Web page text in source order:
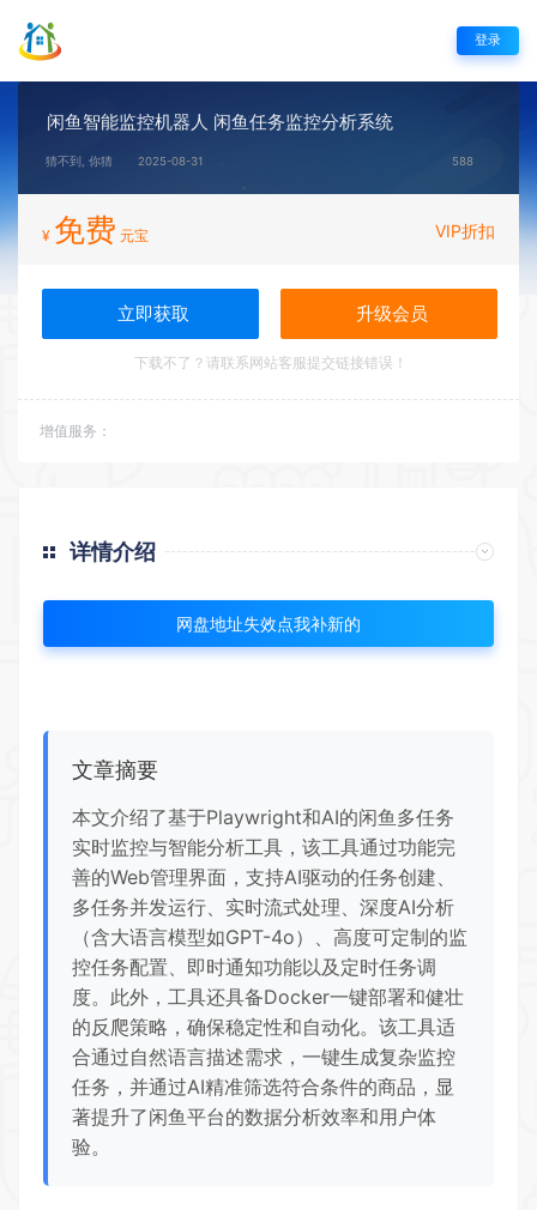
登录
闲鱼智能监控机器人 闲鱼任务监控分析系统
猜不到, 你猜 2025-08-31 588
¥ 免费 元宝 VIP折扣
立即获取 升级会员
下载不了？请联系网站客服提交链接错误！
增值服务：
详情介绍
网盘地址失效点我补新的
文章摘要
本文介绍了基于Playwright和AI的闲鱼多任务
实时监控与智能分析工具，该工具通过功能完
善的Web管理界面，支持AI驱动的任务创建、
多任务并发运行、实时流式处理、深度AI分析
（含大语言模型如GPT-4o）、高度可定制的监
控任务配置、即时通知功能以及定时任务调
度。此外，工具还具备Docker一键部署和健壮
的反爬策略，确保稳定性和自动化。该工具适
合通过自然语言描述需求，一键生成复杂监控
任务，并通过AI精准筛选符合条件的商品，显
著提升了闲鱼平台的数据分析效率和用户体
验。